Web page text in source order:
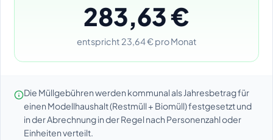
283,63 €
entspricht 23,64 € pro Monat
Die Müllgebühren werden kommunal als Jahresbetrag für
einen Modellhaushalt (Restmüll + Biomüll) festgesetzt und
in der Abrechnung in der Regel nach Personenzahl oder
Einheiten verteilt.